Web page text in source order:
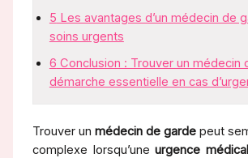
5 Les avantages d’un médecin de
soins urgents
6 Conclusion : Trouver un médecin
démarche essentielle en cas
Trouver un médecin de garde peut
complexe lorsqu’uneurgence